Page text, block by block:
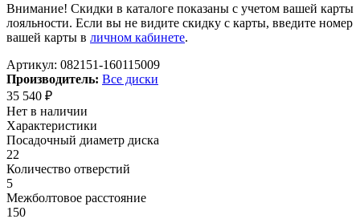
Внимание! Скидки в каталоге показаны с учетом вашей карты
лояльности. Если вы не видите скидку с карты, введите номер
вашей карты в личном кабинете.
Артикул: 082151-160115009
Производитель: Все диски
35 540 ₽
Нет в наличии
Характеристики
Посадочный диаметр диска
22
Количество отверстий
5
Межболтовое расстояние
150